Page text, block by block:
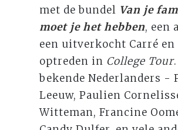
met de bundel Van je
moet je het hebben, een
een uitverkocht Carré en
optreden in College Tour
bekende Nederlanders -
Leeuw, Paulien
Witteman, Francine